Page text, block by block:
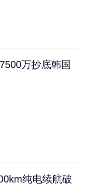
万抄底韩国
纯电续航破